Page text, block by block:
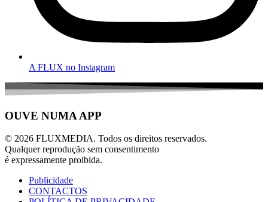
A FLUX no Instagram
OUVE NUMA APP
© 2026 FLUXMEDIA. Todos os direitos reservados.
Qualquer reprodução sem consentimento
é expressamente proibida.
Publicidade
CONTACTOS